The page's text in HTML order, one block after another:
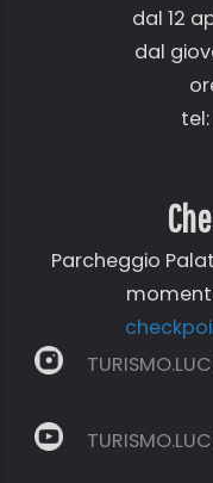
dal 12
dal
Parcheggio